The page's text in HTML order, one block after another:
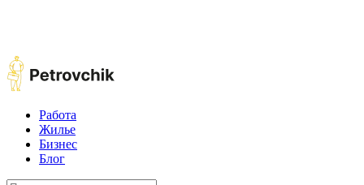
Работа
Жилье
Бизнес
Блог